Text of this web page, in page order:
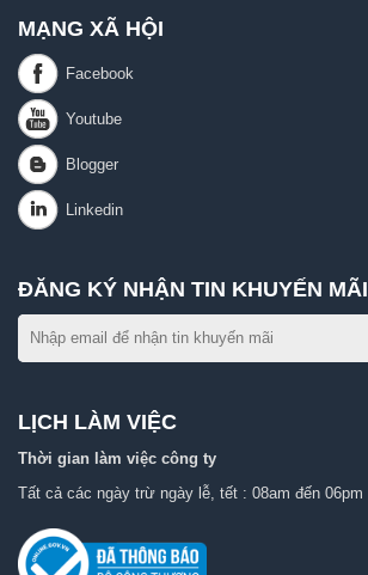
MẠNG XÃ HỘI
ĐĂNG KÝ NHẬN TIN KHUYẾN MÃI
LỊCH LÀM VIỆC
Thời gian làm việc công ty
Tất cả các ngày trừ ngày lễ, tết : 08am đến 06pm